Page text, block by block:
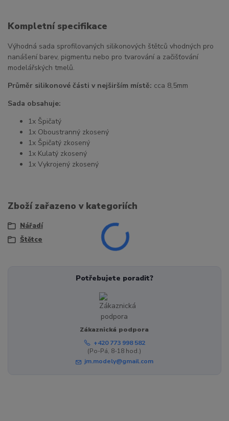
Kompletní specifikace
Výhodná sada sprofilovaných silikonových štětců vhodných pro
nanášení barev, pigmentu nebo pro tvarování a začišťování
modelářských tmelů.
Průměr silikonové části v nejširším místě: cca 8,5mm
Sada obsahuje:
1x Špičatý
1x Oboustranný zkosený
1x Špičatý zkosený
1x Kulatý zkosený
1x Vykrojený zkosený
Zboží zařazeno v kategoriích
Nářadí
Štětce
Potřebujete poradit?
Zákaznická podpora
+420 773 998 582
(Po-Pá, 8-18 hod.)
jm.modely@gmail.com